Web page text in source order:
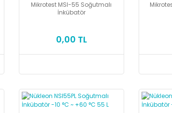
Mikrotest MSI-55 Soğutmalı
İnkübatör
0,00 TL